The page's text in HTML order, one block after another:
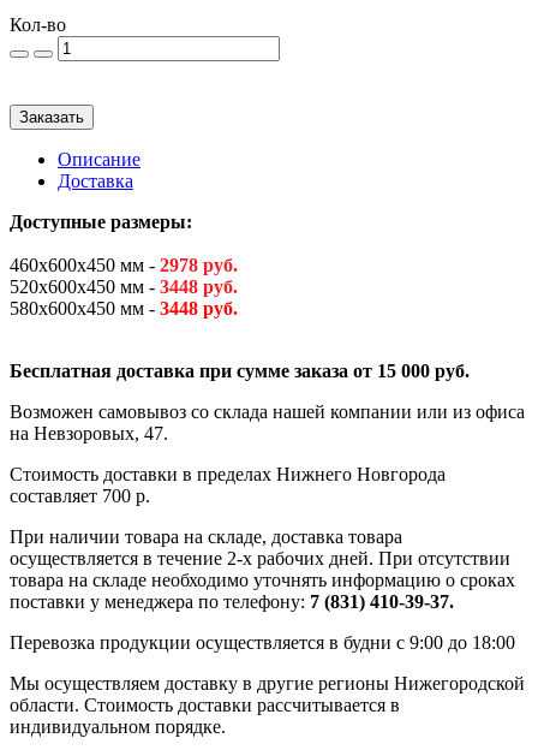
Кол-во
Заказать
Описание
Доставка
Доступные размеры:
460х600х450 мм - 2978 руб.
520х600х450 мм - 3448 руб.
580х600х450 мм - 3448 руб.
Бесплатная доставка при сумме заказа от 15 000 руб.
Возможен самовывоз со склада нашей компании или из офиса
на Невзоровых, 47.
Стоимость доставки в пределах Нижнего Новгорода
составляет 700 р.
При наличии товара на складе, доставка товара
осуществляется в течение 2-х рабочих дней. При отсутствии
товара на складе необходимо уточнять информацию о сроках
поставки у менеджера по телефону: 7 (831) 410-39-37.
Перевозка продукции осуществляется в будни с 9:00 до 18:00
Мы осуществляем доставку в другие регионы Нижегородской
области. Стоимость доставки рассчитывается в
индивидуальном порядке.